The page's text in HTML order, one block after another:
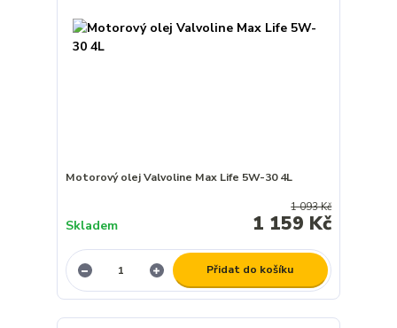
Motorový olej Valvoline Max Life 5W-30 4L
1 093 Kč
1 159 Kč
Skladem
Přidat do košíku